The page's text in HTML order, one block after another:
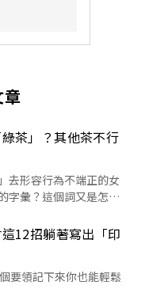
茶」？其他茶不行
去形容行為不端正的女
字彙？這個詞又是怎麼
12招躺著寫出「印
要領記下來你也能輕鬆